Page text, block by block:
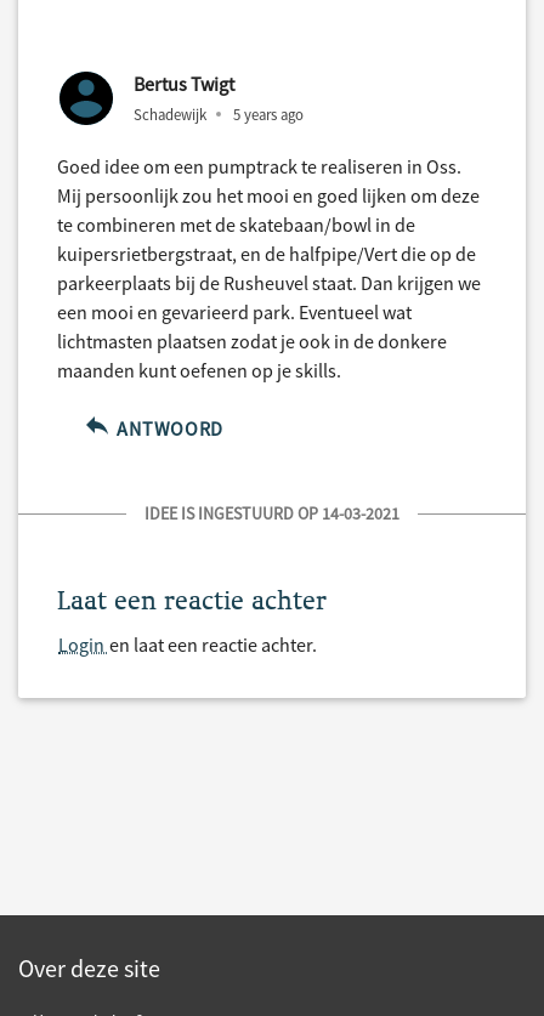
Bertus Twigt
Schadewijk 5 years ago
Goed idee om een pumptrack te realiseren in Oss.
Mij persoonlijk zou het mooi en goed lijken om deze
te combineren met de skatebaan/bowl in de
kuipersrietbergstraat, en de halfpipe/Vert die op de
parkeerplaats bij de Rusheuvel staat. Dan krijgen we
een mooi en gevarieerd park. Eventueel wat
lichtmasten plaatsen zodat je ook in de donkere
maanden kunt oefenen op je skills.
ANTWOORD
IDEE IS INGESTUURD OP 14-03-2021
Laat een reactie achter
Login en laat een reactie achter.
Over deze site